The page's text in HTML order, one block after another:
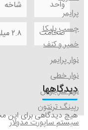
پرایمر
چسب پلیکا
خمیر و کنف
نوار پرایمر
نوار خطی
نوار سرجوش
رپینگ ترنتون
سیستم ساپورت مدولار
واحد شاخه
ضخامت ۲.۸ ميليمتر
دیدگاهها
هیچ دیدگاهی برای